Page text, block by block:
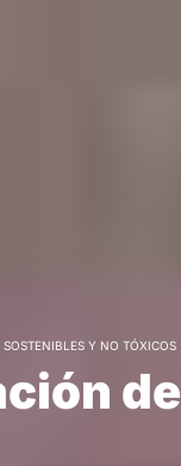
SOSTENIBLES Y NO TÓXICOS
de